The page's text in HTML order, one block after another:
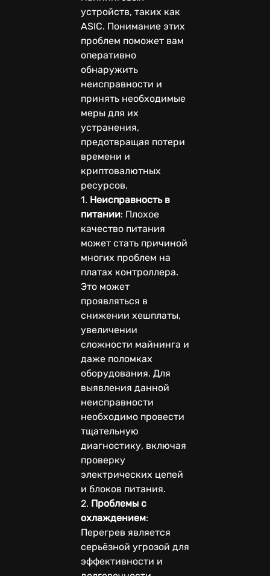
устройств, таких как
ASIC. Понимание этих
проблем поможет вам
оперативно
обнаружить
неисправности и
принять необходимые
меры для их
устранения,
предотвращая потери
времени и
криптовалютных
ресурсов.
1. Неисправность в
питании: Плохое
качество питания
может стать причиной
многих проблем на
платах контроллера.
Это может
проявляться в
снижении хешплаты,
увеличении
сложности майнинга и
даже поломках
оборудования. Для
выявления данной
неисправности
необходимо провести
тщательную
диагностику, включая
проверку
электрических цепей
и блоков питания.
2. Проблемы с
охлаждением:
Перегрев является
серьёзной угрозой для
эффективности и